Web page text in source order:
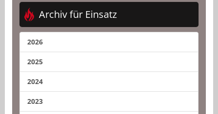
Archiv für Einsatz
2026
2025
2024
2023